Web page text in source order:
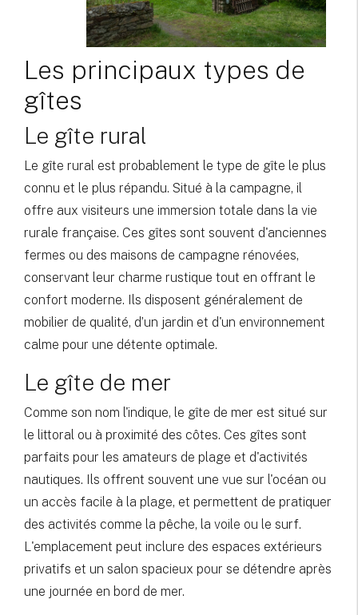
Les principaux types de
gîtes
Le gîte rural
Le gîte rural est probablement le type de gîte le plus
connu et le plus répandu. Situé à la campagne, il
offre aux visiteurs une immersion totale dans la vie
rurale française. Ces gîtes sont souvent d'anciennes
fermes ou des maisons de campagne rénovées,
conservant leur charme rustique tout en offrant le
confort moderne. Ils disposent généralement de
mobilier de qualité, d’un jardin et d'un environnement
calme pour une détente optimale.
Le gîte de mer
Comme son nom l'indique, le gîte de mer est situé sur
le littoral ou à proximité des côtes. Ces gîtes sont
parfaits pour les amateurs de plage et d'activités
nautiques. Ils offrent souvent une vue sur l'océan ou
un accès facile à la plage, et permettent de pratiquer
des activités comme la pêche, la voile ou le surf.
L'emplacement peut inclure des espaces extérieurs
privatifs et un salon spacieux pour se détendre après
une journée en bord de mer.